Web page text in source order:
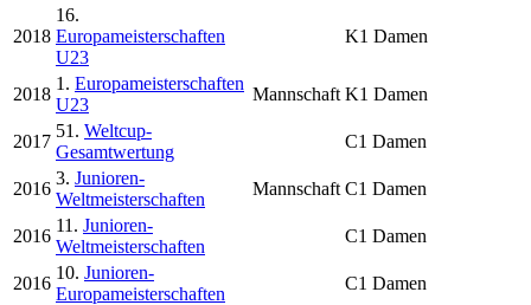
2018
16.
Europameisterschaften
U23
K1 Damen
2018
1. Europameisterschaften
U23
Mannschaft K1 Damen
2017
51. Weltcup-
Gesamtwertung
C1 Damen
2016
3. Junioren-
Weltmeisterschaften
Mannschaft C1 Damen
2016
11. Junioren-
Weltmeisterschaften
C1 Damen
2016
10. Junioren-
Europameisterschaften
C1 Damen